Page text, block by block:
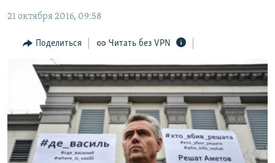
главной
навигации
Вернутся
поиску
11 ЛЕТ ОККУПАЦИИ КРЫМА. 11 ИСТОРИЙ СОПРОТИВЛЕНИЯ
ЕЩЕ
ИНТЕРАКТИВ
ИНФОГРАФИКА
ТЕЛЕПРОЕКТ КРЫМ.РЕАЛИИ
СОВЕТЫ ПРАВОЗАЩИТНИКОВ
ПРОПАВШИЕ БЕЗ ВЕСТИ
ПОБЕДИТЕЛЕЙ НЕ СУДЯТ?
РАДІО СВОБОДА
КАК ОБОЙТИ БЛОКИРОВКУ
Українською
Qırımtatar
ПРИСОЕДИНЯЙТЕСЬ!
21 октября 2016, 09:58
Поделиться Читать без VPN